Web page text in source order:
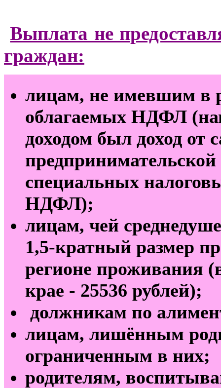
Выплата не
граждан:
лицам, не имевшим в
облагаемых НДФЛ
доходом был доход от
предпринимательской
специальных
НДФЛ);
лицам, чей
1,5-кратный размер
регионе проживания
крае - 25536 рублей);
должникам по
лицам, лишённым
ограниченным в них;
родителям,